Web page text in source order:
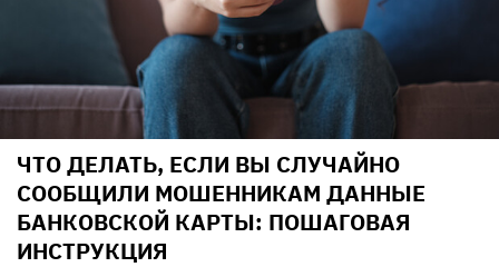
ЧТО ДЕЛАТЬ, ЕСЛИ ВЫ СЛУЧАЙНО
СООБЩИЛИ МОШЕННИКАМ ДАННЫЕ
БАНКОВСКОЙ КАРТЫ: ПОШАГОВАЯ
ИНСТРУКЦИЯ